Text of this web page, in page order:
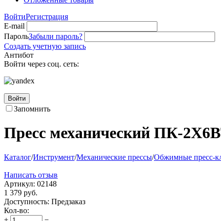
ВойтиРегистрация
E-mail
ПарольЗабыли пароль?
Создать учетную запись
Антибот
Войти через соц. сеть:
Войти
Запомнить
Пресс механический ПК-
Каталог/Инструмент/Механические прессы/Обжимные пресс-
Написать отзыв
Артикул: 02148
1 379 руб.
Доступность: Предзаказ
Кол-во: